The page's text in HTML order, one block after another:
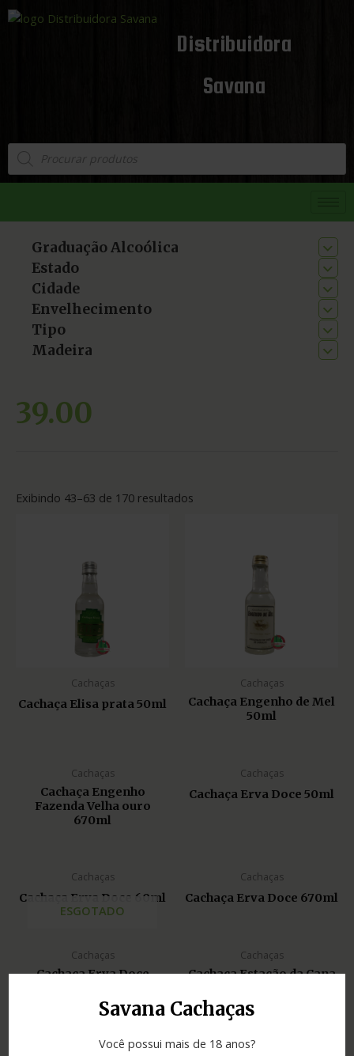
Savana Cachaças
Você possui mais de 18 anos?
Distribuidora
Savana
Graduação Alcoólica
Estado
Cidade
Envelhecimento
Tipo
Madeira
39.00
Exibindo 43–63 de 170 resultados
Cachaças
Cachaça Elisa prata 50ml
Cachaças
Cachaça Engenho de Mel
50ml
Cachaças
Cachaça Engenho
Fazenda Velha ouro
670ml
Cachaças
Cachaça Erva Doce 50ml
Cachaças
Cachaça Erva Doce 60ml
Cachaças
Cachaça Erva Doce 670ml
ESGOTADO
Cachaças
Cachaça Erva Doce
Cachaças
Cachaça Estação da Cana
Cachaças Cachaças